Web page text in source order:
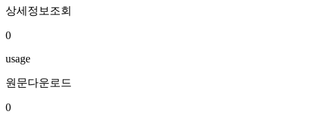
상세정보조회
0
usage
원문다운로드
0